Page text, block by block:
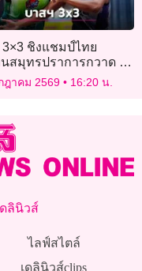
3×3 ชิงแชมป์ไทย
สมุทรปราการกวาด 2
ฎาคม 2569 16:20 น.
ลินิวส์
ไลฟ์สไตล์
เดลินิวส์clips